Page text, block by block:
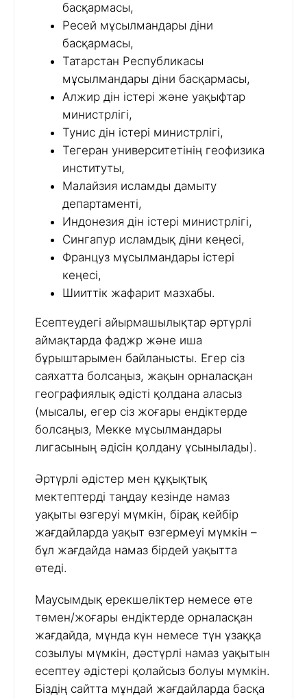
басқармасы,
Ресей мұсылмандары діни
басқармасы,
Татарстан Республикасы
мұсылмандары діни басқармасы,
Алжир дін істері және уақыфтар
министрлігі,
Тунис дін істері министрлігі,
Тегеран университетінің геофизика
институты,
Малайзия исламды дамыту
департаменті,
Индонезия дін істері министрлігі,
Сингапур исламдық діни кеңесі,
Француз мұсылмандары істері
кеңесі,
Шииттік жафарит мазхабы.
Есептеудегі айырмашылықтар әртүрлі
аймақтарда фаджр және иша
бұрыштарымен байланысты. Егер сіз
саяхатта болсаңыз, жақын орналасқан
географиялық әдісті қолдана аласыз
(мысалы, егер сіз жоғары ендіктерде
болсаңыз, Мекке мұсылмандары
лигасының әдісін қолдану ұсынылады).
Әртүрлі әдістер мен құқықтық
мектептерді таңдау кезінде намаз
уақыты өзгеруі мүмкін, бірақ кейбір
жағдайларда уақыт өзгермеуі мүмкін –
бұл жағдайда намаз бірдей уақытта
өтеді.
Маусымдық ерекшеліктер немесе өте
төмен/жоғары ендіктерде орналасқан
жағдайда, мұнда күн немесе түн ұзаққа
созылуы мүмкін, дәстүрлі намаз уақытын
есептеу әдістері қолайсыз болуы мүмкін.
Біздің сайтта мұндай жағдайларда басқа